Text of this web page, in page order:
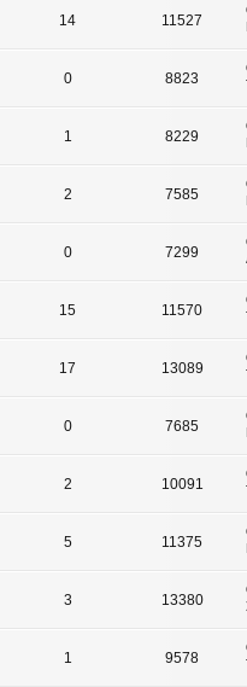
14 11527
0 8823
1 8229
2 7585
0 7299
15 11570
17 13089
0 7685
2 10091
5 11375
3 13380
1 9578